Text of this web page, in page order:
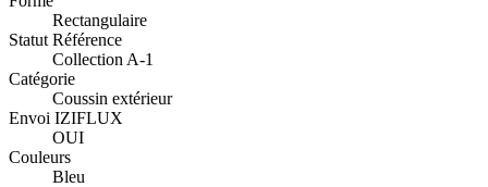
Rectangulaire
Statut Référence
Collection A-1
Catégorie
Coussin extérieur
Envoi IZIFLUX
OUI
Couleurs
Bleu